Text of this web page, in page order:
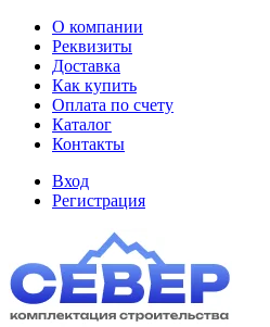
О компании
Реквизиты
Доставка
Как купить
Оплата по счету
Каталог
Контакты
Вход
Регистрация